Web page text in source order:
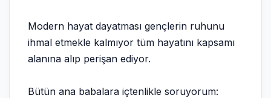
Modern hayat dayatması gençlerin ruhunu
ihmal etmekle kalmıyor tüm hayatını kapsamı
alanına alıp perişan ediyor.
Bütün ana babalara içtenlikle soruyorum: